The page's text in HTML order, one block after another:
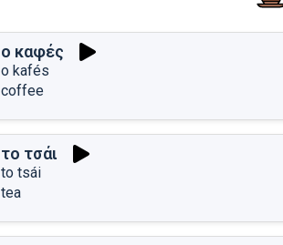
ο καφές
o kafés
coffee
το τσάι
to tsái
tea